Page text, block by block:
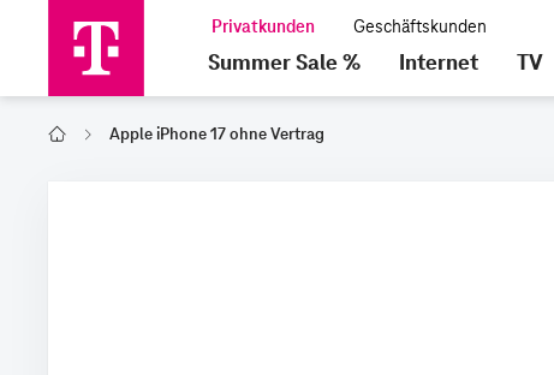
Summer Sale % Internet TV
Home Apple iPhone 17 ohne Vertrag